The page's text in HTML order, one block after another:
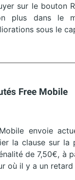
sur le bouton
plus dans le
sous le
Free Mobile
envoie
la clause sur la
de 7,50€, à
où il y a un